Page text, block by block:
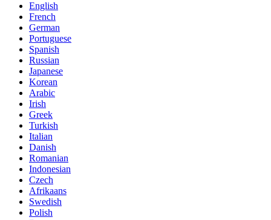
English
French
German
Portuguese
Spanish
Russian
Japanese
Korean
Arabic
Irish
Greek
Turkish
Italian
Danish
Romanian
Indonesian
Czech
Afrikaans
Swedish
Polish